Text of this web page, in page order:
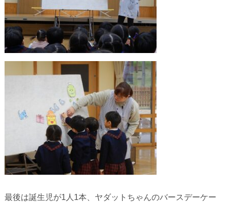
最後は誕生児が1人1本、ヤダットちゃんのバースデーケー